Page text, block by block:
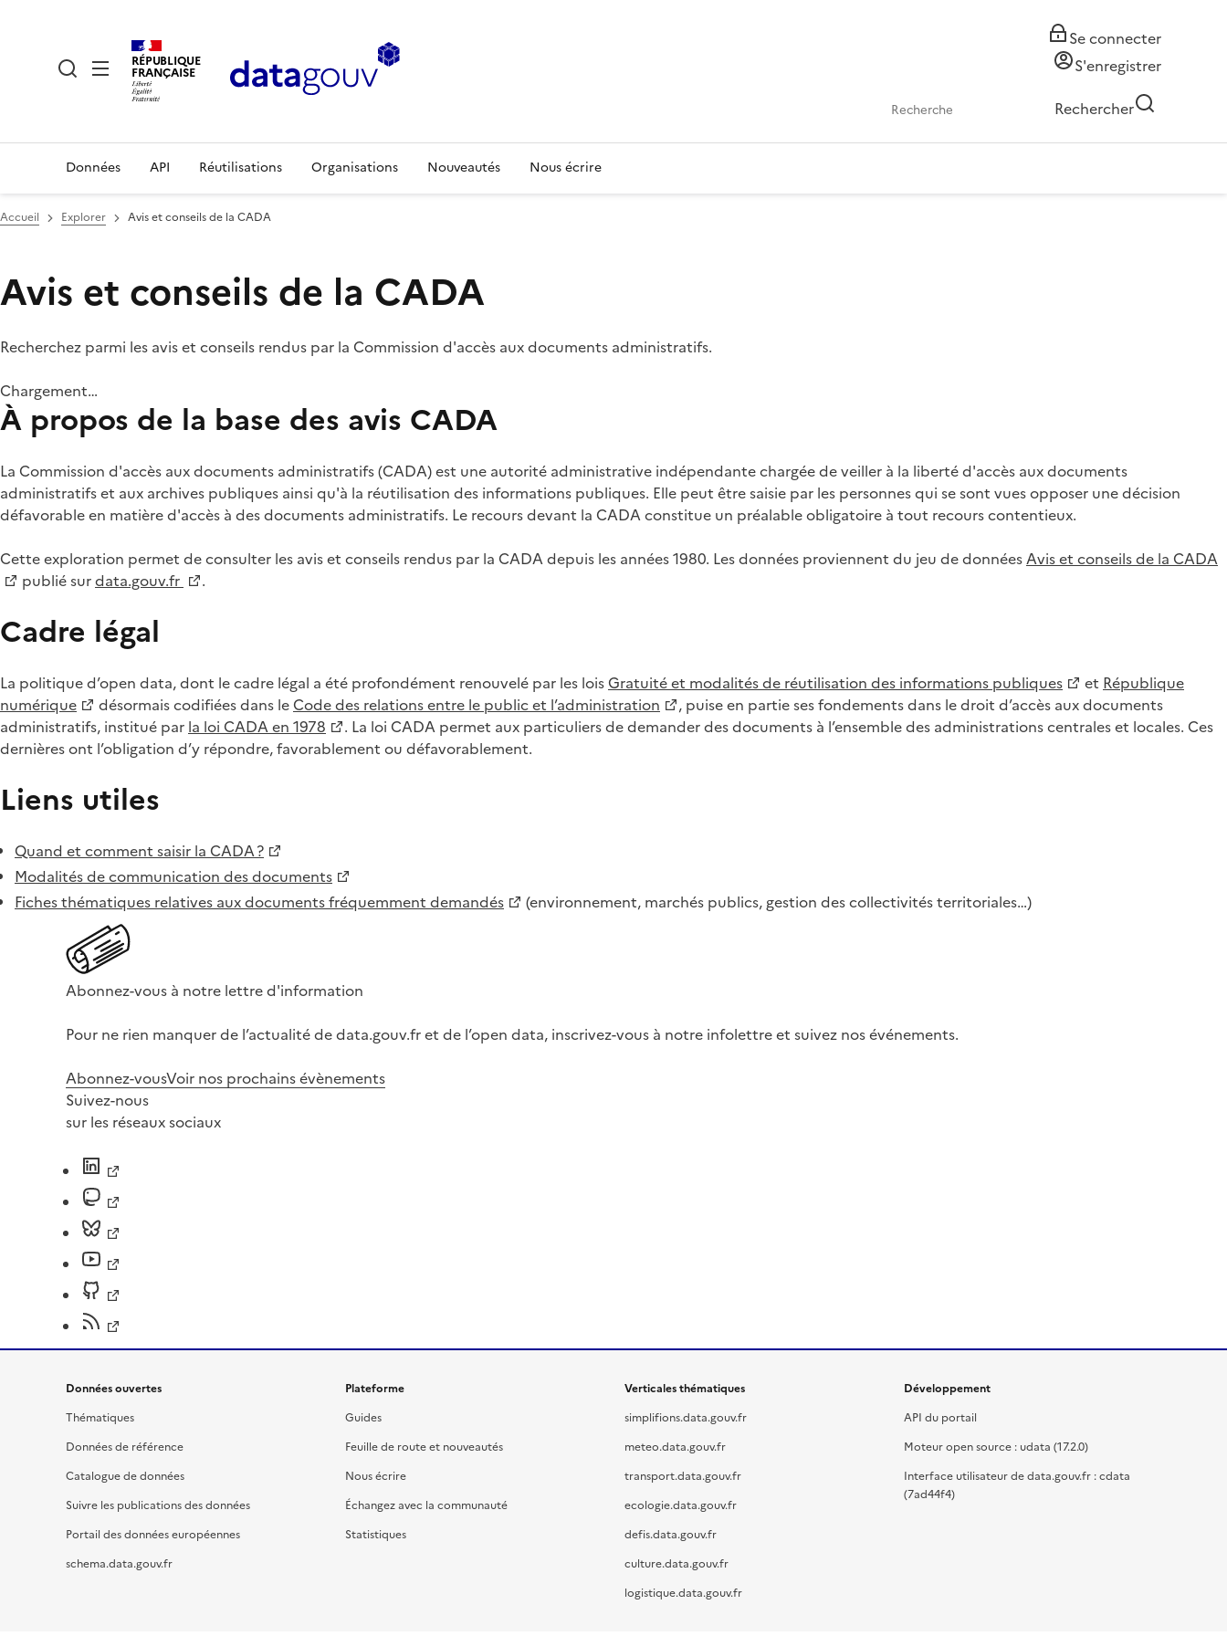
RÉPUBLIQUE
FRANÇAISE
Se connecter
S'enregistrer
Rechercher
Données API Réutilisations Organisations Nouveautés Nous écrire
Accueil Explorer Avis et conseils de la CADA
Avis et conseils de la CADA
Recherchez parmi les avis et conseils rendus par la Commission d'accès aux documents administratifs.
Chargement…
À propos de la base des avis CADA
La Commission d'accès aux documents administratifs (CADA) est une autorité administrative indépendante chargée de veiller à la liberté d'accès aux documents
administratifs et aux archives publiques ainsi qu'à la réutilisation des informations publiques. Elle peut être saisie par les personnes qui se sont vues opposer une décision
défavorable en matière d'accès à des documents administratifs. Le recours devant la CADA constitue un préalable obligatoire à tout recours contentieux.
Cette exploration permet de consulter les avis et conseils rendus par la CADA depuis les années 1980. Les données proviennent du jeu de donnéesAvis et conseils de la CADA
publié surdata.gouv.fr .
Cadre légal
La politique d’open data, dont le cadre légal a été profondément renouvelé par les loisGratuité et modalités de réutilisation des informations publiques et République
numérique
désormais codifiées dans le Code des relations entre le public et l’administration
, puise en partie ses fondements dans le droit d’accès aux documents
administratifs, institué par la loi CADA en 1978
. La loi CADA permet aux particuliers de demander des documents à l’ensemble des administrations centrales et locales. Ces
dernières ont l’obligation d’y répondre, favorablement ou défavorablement.
Liens utiles
Quand et comment saisir la CADA ?
Modalités de communication des documents
Fiches thématiques relatives aux documents fréquemment demandés
(environnement, marchés publics, gestion des collectivités territoriales…)
Abonnez-vous à notre lettre d'information
Pour ne rien manquer de l’actualité de data.gouv.fr et de l’open data, inscrivez-vous à notre infolettre et suivez nos événements.
Abonnez-vousVoir nos prochains évènements
Suivez-nous
sur les réseaux sociaux
Données ouvertes
Thématiques
Données de référence
Catalogue de données
Suivre les publications des données
Portail des données européennes
schema.data.gouv.fr
Plateforme
Guides
Feuille de route et nouveautés
Nous écrire
Échangez avec la communauté
Statistiques
Verticales thématiques
simplifions.data.gouv.fr
meteo.data.gouv.fr
transport.data.gouv.fr
ecologie.data.gouv.fr
defis.data.gouv.fr
culture.data.gouv.fr
logistique.data.gouv.fr
Développement
API du portail
Moteur open source : udata (17.2.0)
Interface utilisateur de data.gouv.fr : cdata
(7ad44f4)